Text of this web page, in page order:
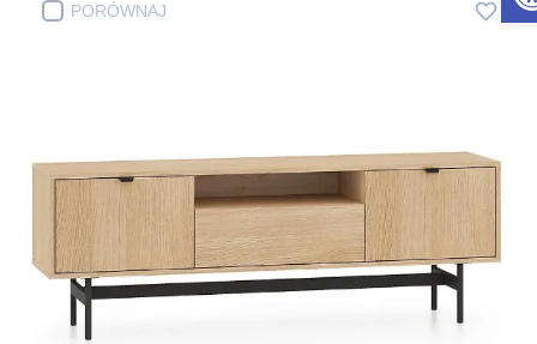
PORÓWNAJ